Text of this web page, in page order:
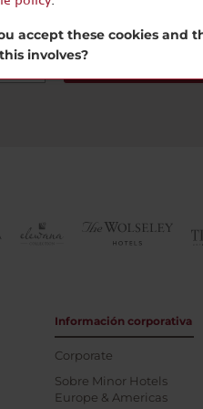
subscríbete ahora
Información corporativa
Corporate
Sobre Minor Hotels
Europe & Americas
accept these cookies and
involves?